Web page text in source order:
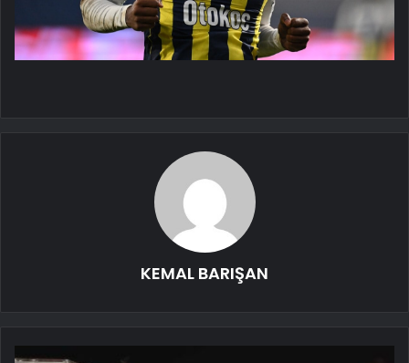
KEMAL BARIŞAN